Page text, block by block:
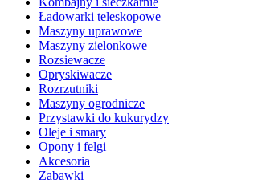
Ładowarki teleskopowe
Maszyny uprawowe
Maszyny zielonkowe
Rozsiewacze
Opryskiwacze
Rozrzutniki
Maszyny ogrodnicze
Przystawki do kukurydzy
Oleje i smary
Opony i felgi
Akcesoria
Zabawki